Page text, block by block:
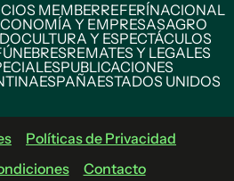
MEMBERREFERÍNACIONAL
Y EMPRESASAGRO
CULTURA Y ESPECTÁCULOS
REMATES Y LEGALES
PUBLICACIONES
ESPAÑAESTADOS UNIDOS
Políticas de Privacidad
Contacto